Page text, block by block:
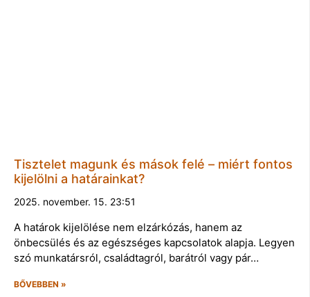
Tisztelet magunk és mások felé – miért fontos
kijelölni a határainkat?
2025. november. 15. 23:51
A határok kijelölése nem elzárkózás, hanem az
önbecsülés és az egészséges kapcsolatok alapja. Legyen
szó munkatársról, családtagról, barátról vagy pár…
BŐVEBBEN »